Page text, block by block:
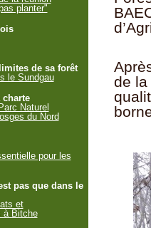
de la
planter"
de sa forêt
le Sundgau
charte
Naturel
du Nord
pour les
pas que dans le
et
à Bitche